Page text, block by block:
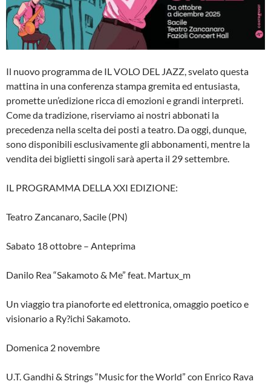
Il nuovo programma de IL VOLO DEL JAZZ, svelato questa
mattina in una conferenza stampa gremita ed entusiasta,
promette un’edizione ricca di emozioni e grandi interpreti.
Come da tradizione, riserviamo ai nostri abbonati la
precedenza nella scelta dei posti a teatro. Da oggi, dunque,
sono disponibili esclusivamente gli abbonamenti, mentre la
vendita dei biglietti singoli sarà aperta il 29 settembre.
IL PROGRAMMA DELLA XXI EDIZIONE:
Teatro Zancanaro, Sacile (PN)
Sabato 18 ottobre – Anteprima
Danilo Rea “Sakamoto & Me” feat. Martux_m
Un viaggio tra pianoforte ed elettronica, omaggio poetico e
visionario a Ry?ichi Sakamoto.
Domenica 2 novembre
U.T. Gandhi & Strings “Music for the World” con Enrico Rava